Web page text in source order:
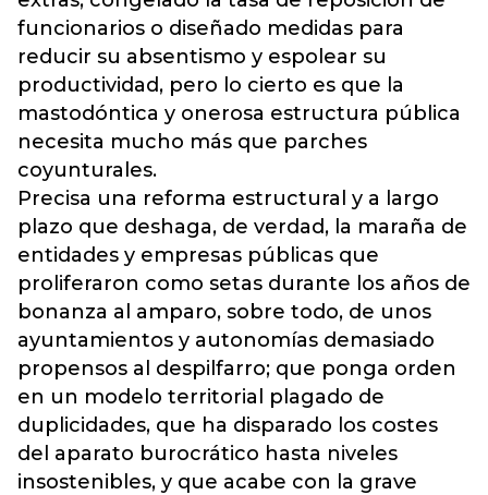
funcionarios o diseñado medidas para
reducir su absentismo y espolear su
productividad, pero lo cierto es que la
mastodóntica y onerosa estructura pública
necesita mucho más que parches
coyunturales.
Precisa una reforma estructural y a largo
plazo que deshaga, de verdad, la maraña de
entidades y empresas públicas que
proliferaron como setas durante los años de
bonanza al amparo, sobre todo, de unos
ayuntamientos y autonomías demasiado
propensos al despilfarro; que ponga orden
en un modelo territorial plagado de
duplicidades, que ha disparado los costes
del aparato burocrático hasta niveles
insostenibles, y que acabe con la grave